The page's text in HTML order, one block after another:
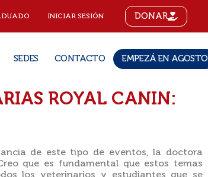
INICIAR SESIÓN DONAR
SEDES CONTACTO EMPEZÁ EN AGOSTO
ROYAL CANIN:
de este tipo de eventos, la doctora
que es fundamental que estos temas